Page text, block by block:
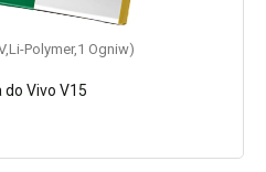
Polymer,1 Ogniw)
do Vivo V15